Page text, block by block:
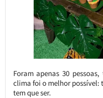
Foram apenas 30
clima foi o melhor
tem que ser.